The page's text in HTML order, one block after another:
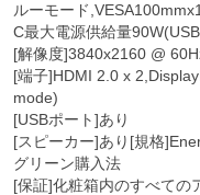
ルーモード
C最大電源供給量
[解像度]3840x2160 @
[端子]HDMI 2.0 x
mode)
[USBポート]あり
[スピーカー]あり[規格
グリーン購入法
[保証]化粧箱内のすべての